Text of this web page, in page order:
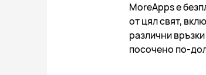
MoreApps е
от цял свят,
различни
посочено по-